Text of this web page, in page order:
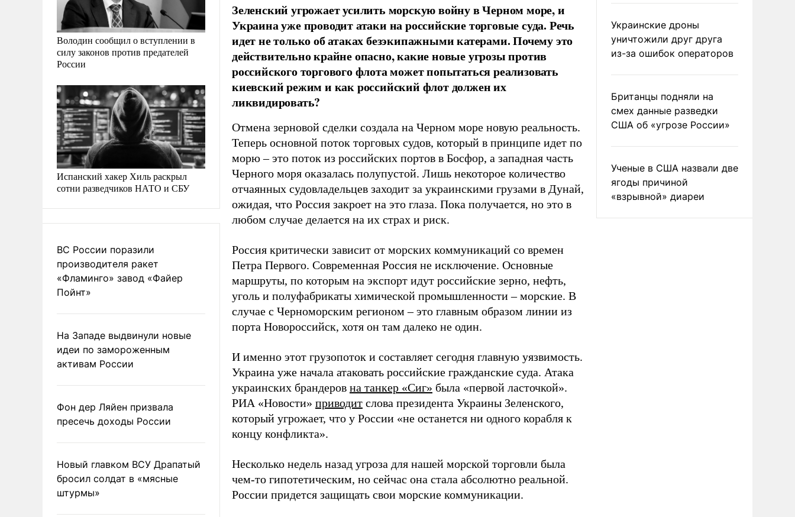
Володин сообщил о вступлении в
силу законов против предателей
России
Испанский хакер Хиль раскрыл
сотни разведчиков НАТО и СБУ
ВС России поразили
производителя ракет
«Фламинго» завод «Файер
Пойнт»
На Западе выдвинули новые
идеи по замороженным
активам России
Фон дер Ляйен призвала
пресечь доходы России
Новый главком ВСУ Драпатый
бросил солдат в «мясные
штурмы»
Зеленский угрожает усилить морскую войну в Черном море, и
Украина уже проводит атаки на российские торговые суда. Речь
идет не только об атаках безэкипажными катерами. Почему это
действительно крайне опасно, какие новые угрозы против
российского торгового флота может попытаться реализовать
киевский режим и как российский флот должен их
ликвидировать?
Отмена зерновой сделки создала на Черном море новую реальность.
Теперь основной поток торговых судов, который в принципе идет по
морю – это поток из российских портов в Босфор, а западная часть
Черного моря оказалась полупустой. Лишь некоторое количество
отчаянных судовладельцев заходит за украинскими грузами в Дунай,
ожидая, что Россия закроет на это глаза. Пока получается, но это в
любом случае делается на их страх и риск.
Россия критически зависит от морских коммуникаций со времен
Петра Первого. Современная Россия не исключение. Основные
маршруты, по которым на экспорт идут российские зерно, нефть,
уголь и полуфабрикаты химической промышленности – морские. В
случае с Черноморским регионом – это главным образом линии из
порта Новороссийск, хотя он там далеко не один.
И именно этот грузопоток и составляет сегодня главную уязвимость.
Украина уже начала атаковать российские гражданские суда. Атака
украинских брандеров на танкер «Сиг» была «первой ласточкой».
РИА «Новости» приводит слова президента Украины Зеленского,
который угрожает, что у России «не останется ни одного корабля к
концу конфликта».
Несколько недель назад угроза для нашей морской торговли была
чем-то гипотетическим, но сейчас она стала абсолютно реальной.
России придется защищать свои морские коммуникации.
Украинские дроны
уничтожили друг друга
из-за ошибок операторов
Британцы подняли на
смех данные разведки
США об «угрозе России»
Ученые в США назвали две
ягоды причиной
«взрывной» диареи